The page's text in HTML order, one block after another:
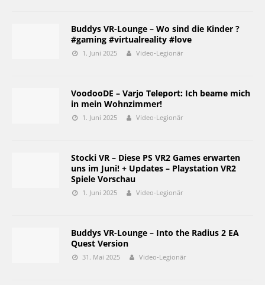
Buddys VR-Lounge – Wo sind die Kinder ?
#gaming #virtualreality #love
1. Juni 2025 Video-Legionär
VoodooDE – Varjo Teleport: Ich beame mich
in mein Wohnzimmer!
1. Juni 2025 Video-Legionär
Stocki VR – Diese PS VR2 Games erwarten
uns im Juni! + Updates – Playstation VR2
Spiele Vorschau
1. Juni 2025 Video-Legionär
Buddys VR-Lounge – Into the Radius 2 EA
Quest Version
31. Mai 2025 Video-Legionär